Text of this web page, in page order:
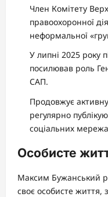
Член Комітету
правоохоронної
неформальної
У липні 2025 року
посилював роль
САП.
Продовжує активну
регулярно
соціальних
Особисте
Максим Бужанський
своє особисте життя,